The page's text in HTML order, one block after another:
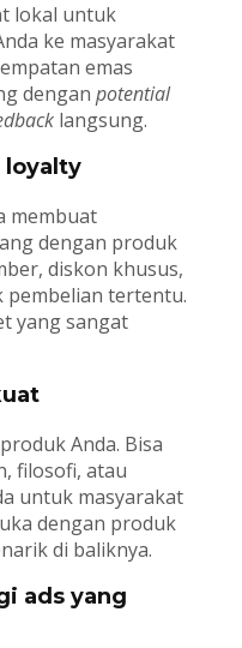
lokal untuk
ke masyarakat
emas
dengan potential
langsung.
loyalty
membuat
dengan produk
diskon khusus,
pembelian tertentu.
yang sangat
Anda. Bisa
filosofi, atau
untuk masyarakat
dengan produk
di baliknya.
ads yang